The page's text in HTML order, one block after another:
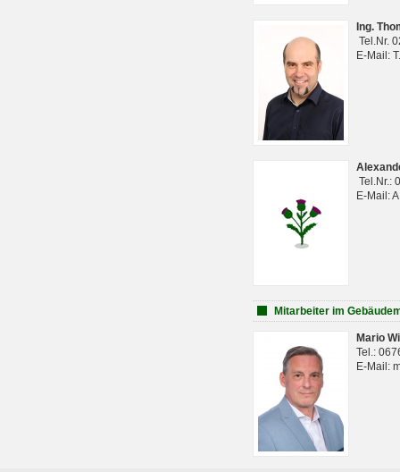
Ing.
Tel.Nr.
E-Mail:
Tel.Nr.:
E-Mail:
Mitarbeiter im
Mario
Tel.:
E-Mail: